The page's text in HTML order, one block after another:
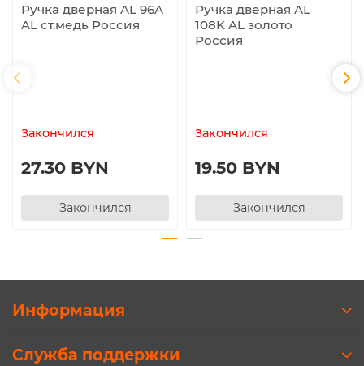
Ручка дверная AL 96A
AL ст.медь Россия
Закончился
27.30 BYN
Закончился
Ручка дверная AL
108K AL золото
Россия
Закончился
19.50 BYN
Закончился
Информация
Служба поддержки